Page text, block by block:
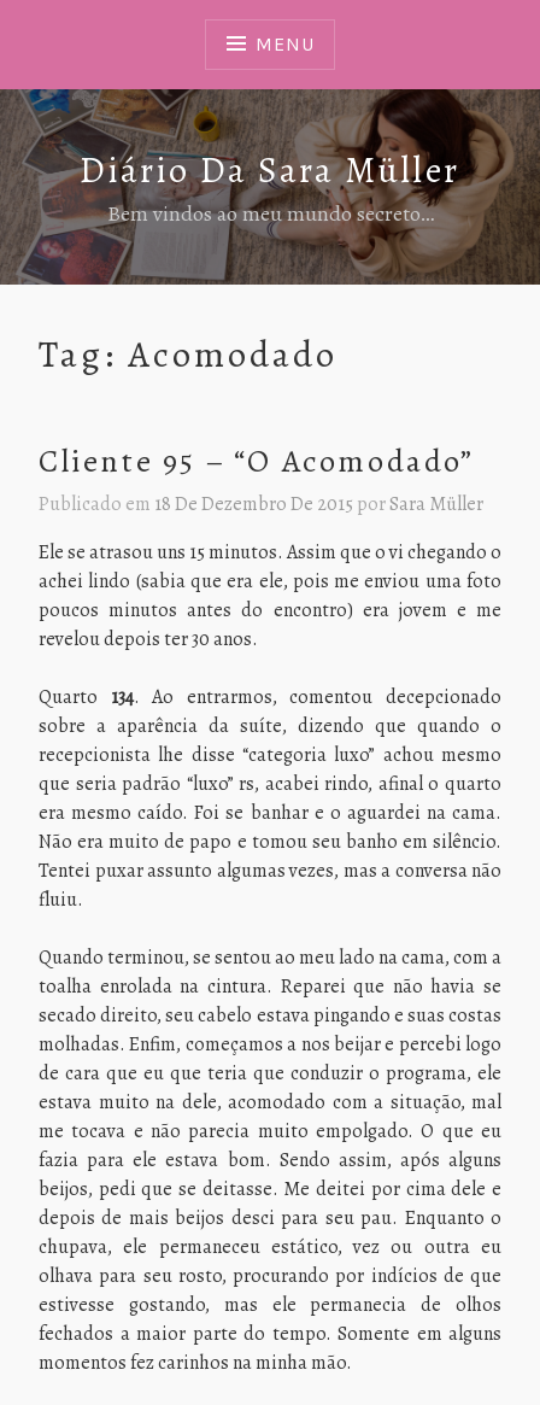
MENU
Diário Da Sara Müller
Bem vindos ao meu mundo secreto…
Tag: Acomodado
Cliente 95 – “O Acomodado”
Publicado em 18 De Dezembro De 2015 porSara Müller
Ele se atrasou uns 15 minutos. Assim que o vi chegando o
achei lindo (sabia que era ele, pois me enviou uma foto
poucos minutos antes do encontro) era jovem e me
revelou depois ter 30 anos.
Quarto 134. Ao entrarmos, comentou decepcionado
sobre a aparência da suíte, dizendo que quando o
recepcionista lhe disse “categoria luxo” achou mesmo
que seria padrão “luxo” rs, acabei rindo, afinal o quarto
era mesmo caído. Foi se banhar e o aguardei na cama.
Não era muito de papo e tomou seu banho em silêncio.
Tentei puxar assunto algumas vezes, mas a conversa não
fluiu.
Quando terminou, se sentou ao meu lado na cama, com a
toalha enrolada na cintura. Reparei que não havia se
secado direito, seu cabelo estava pingando e suas costas
molhadas. Enfim, começamos a nos beijar e percebi logo
de cara que eu que teria que conduzir o programa, ele
estava muito na dele, acomodado com a situação, mal
me tocava e não parecia muito empolgado. O que eu
fazia para ele estava bom. Sendo assim, após alguns
beijos, pedi que se deitasse. Me deitei por cima dele e
depois de mais beijos desci para seu pau. Enquanto o
chupava, ele permaneceu estático, vez ou outra eu
olhava para seu rosto, procurando por indícios de que
estivesse gostando, mas ele permanecia de olhos
fechados a maior parte do tempo. Somente em alguns
momentos fez carinhos na minha mão.